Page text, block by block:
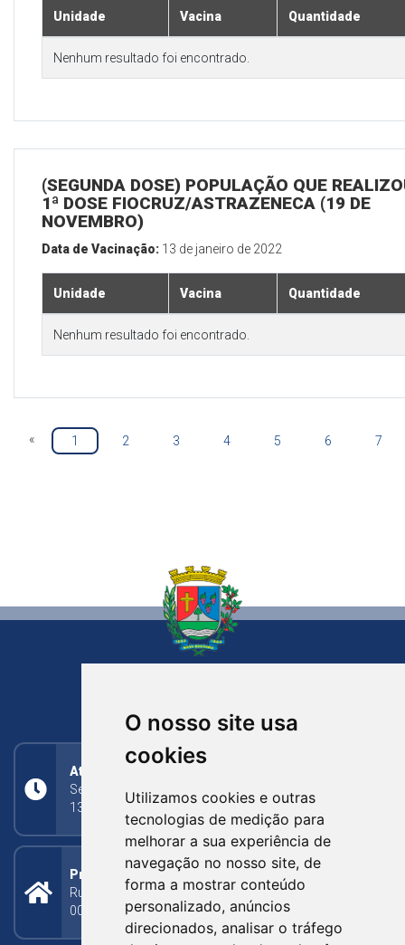
O nosso site usa
cookies
Utilizamos cookies e outras
tecnologias de medição para
melhorar a sua experiência de
navegação no nosso site, de
forma a mostrar conteúdo
personalizado, anúncios
direcionados, analisar o tráfego
Unidade Vacina Quantidade
Nenhum resultado foi encontrado.
(SEGUNDA DOSE) POPULAÇÃO QUE
1ª DOSE FIOCRUZ/ASTRAZENECA (19 DE
NOVEMBRO)
Data de Vacinação: 13 de janeiro de 2022
Unidade Vacina Quantidade
Nenhum resultado foi encontrado.
« 1 2 3 4 5 6 7
Atendimento
Segunda a Sexta: 8h às 11h30min (manhã);
13h30min às 17h (tarde)
Prefeitura Municipal
Rua Silva Jardim, 505 - Bairro Centro - CEP: 95340-
000